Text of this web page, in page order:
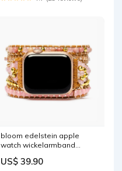
bloom edelstein apple
watch wickelarmband
US$ 39.90